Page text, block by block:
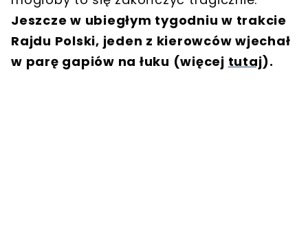
Jeszcze w ubiegłym tygodniu w trakcie
Rajdu Polski, jeden z kierowców wjechał
w parę gapiów na łuku (więcej tutaj).